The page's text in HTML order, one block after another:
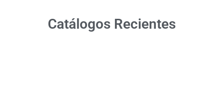
Catálogos Recientes